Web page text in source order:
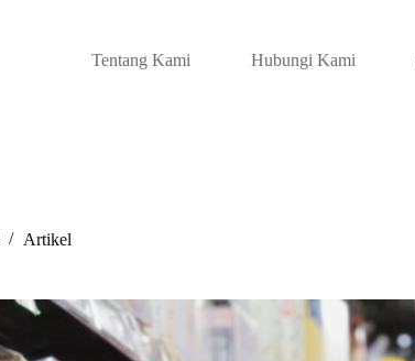
Tentang Kami Hubungi Kami
Artikel